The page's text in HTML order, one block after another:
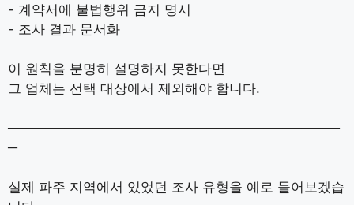
- 계약서에 불법행위 금지 명시
- 조사 결과 문서화
이 원칙을 분명히 설명하지 못한다면
그 업체는 선택 대상에서 제외해야 합니다.
───────────────────────────────────
─
실제 파주 지역에서 있었던 조사 유형을 예로 들어보겠습